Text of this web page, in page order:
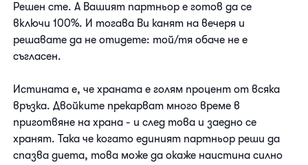
Решен сте. А Вашият партньор е готов да се
включи 100%. И тогава Ви канят на вечеря и
решавате да не отидете: той/тя обаче не е
съгласен.
Истината е, че храната е голям процент от всяка
връзка. Двойките прекарват много време в
приготвяне на храна - и след това и заедно се
хранят. Така че когато единият партньор реши да
спазва диета, това може да окаже наистина силно